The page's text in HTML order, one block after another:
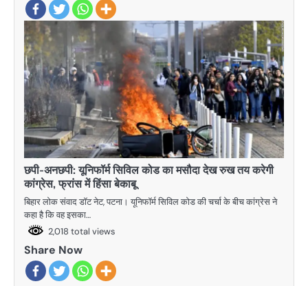
छपी-अनछपी: यूनिफॉर्म सिविल कोड का मसौदा देख रुख तय करेगी
कांग्रेस, फ्रांस में हिंसा बेकाबू
बिहार लोक संवाद डॉट नेट, पटना। यूनिफॉर्म सिविल कोड की चर्चा के बीच कांग्रेस ने
कहा है कि वह इसका…
2,018 total views
Share Now